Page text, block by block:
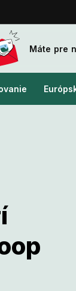
a ako je to s
Máte pre